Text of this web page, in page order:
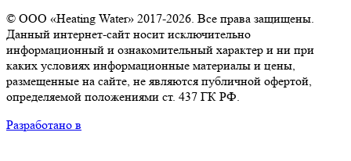
© ООО «Heating Water» 2017-2026. Все права защищены.
Данный интернет-сайт носит исключительно
информационный и ознакомительный характер и ни при
каких условиях информационные материалы и цены,
размещенные на сайте, не являются публичной офертой,
определяемой положениями ст. 437 ГК РФ.
Разработано в